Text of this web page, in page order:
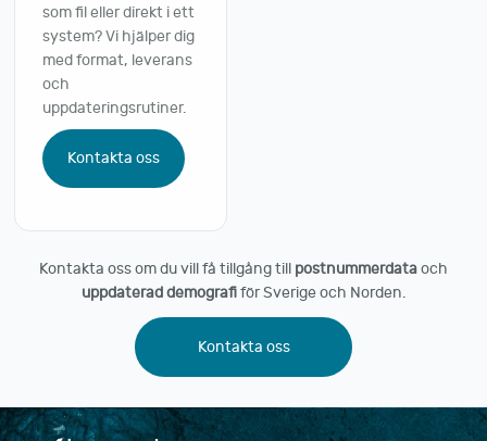
som fil eller direkt i ett
system? Vi hjälper dig
med format, leverans
och
uppdateringsrutiner.
Kontakta oss
Kontakta oss om du vill få tillgång till postnummerdataoch
uppdaterad demografiför Sverige och Norden.
Kontakta oss